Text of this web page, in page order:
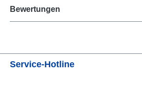
Bewertungen
Service-Hotline